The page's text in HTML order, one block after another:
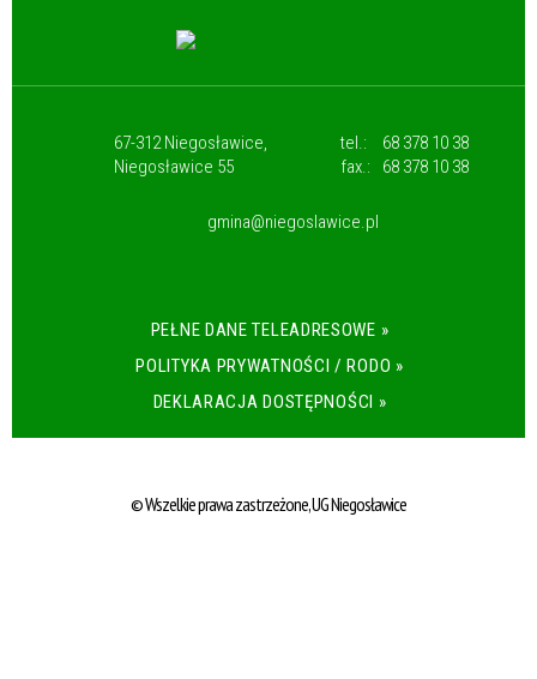
67-312 Niegosławice,
Niegosławice 55
tel.:
68 378 10 38
fax.:
68 378 10 38
gmina@niegoslawice.pl
PEŁNE DANE TELEADRESOWE »
POLITYKA PRYWATNOŚCI / RODO »
DEKLARACJA DOSTĘPNOŚCI »
© Wszelkie prawa zastrzeżone, UG Niegosławice